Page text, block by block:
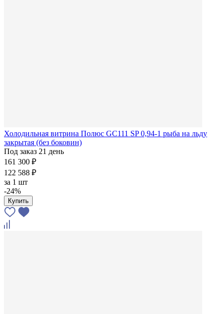
Холодильная витрина Полюс GC111 SP 0,94-1 рыба на льду
закрытая (без боковин)
Под заказ 21 день
161 300 ₽
122 588 ₽
за 1 шт
-24%
Купить